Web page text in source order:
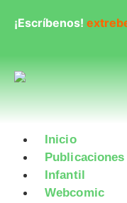
¡Escríbenos!
Inicio
Publicaciones
Infantil
Webcomic